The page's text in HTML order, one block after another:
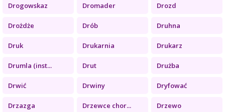
Drogowskaz Dromader Drozd
Drożdże Drób Druhna
Druk Drukarnia Drukarz
Drumla (inst... Drut Drużba
Drwić Drwiny Dryfować
Drzazga Drzewce chor... Drzewo